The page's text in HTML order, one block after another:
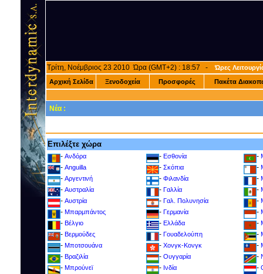
Τρίτη, Νοέμβριος 23 2010 Ώρα (GMT+2) : 18:57 -Ώρες
Αρχική Σελίδα
Ξενοδοχεία Προσφορές Πακέτα
Νέα :
Επιλέξτε χώρα
- Ανδόρα
- Anguilla
- Αργεντινή
- Αυστραλία
- Αυστρία
- Μπαρμπάντος
- Βέλγιο
- Βερμούδες
- Μποτσουάνα
- Βραζιλία
- Μπρούνεϊ
- Εσθονία
- Σκόπια
- Φιλανδία
- Γαλλία
- Γαλ. Πολυνησία
- Γερμανία
- Ελλάδα
- Γουαδελούπη
- Χονγκ-Κονγκ
- Ουγγαρία
- Ινδία
-
-
-
-
-
-
-
-
-
-
-